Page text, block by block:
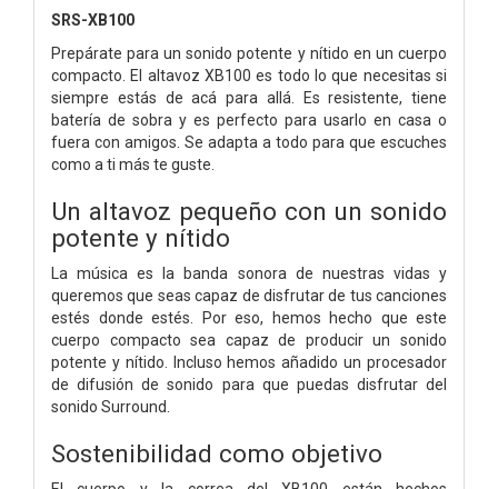
SRS-XB100
Prepárate para un sonido potente y nítido en un cuerpo
compacto. El altavoz XB100 es todo lo que necesitas si
siempre estás de acá para allá. Es resistente, tiene
batería de sobra y es perfecto para usarlo en casa o
fuera con amigos. Se adapta a todo para que escuches
como a ti más te guste.
Un altavoz pequeño con un sonido
potente y nítido
La música es la banda sonora de nuestras vidas y
queremos que seas capaz de disfrutar de tus canciones
estés donde estés. Por eso, hemos hecho que este
cuerpo compacto sea capaz de producir un sonido
potente y nítido. Incluso hemos añadido un procesador
de difusión de sonido para que puedas disfrutar del
sonido Surround.
Sostenibilidad como objetivo